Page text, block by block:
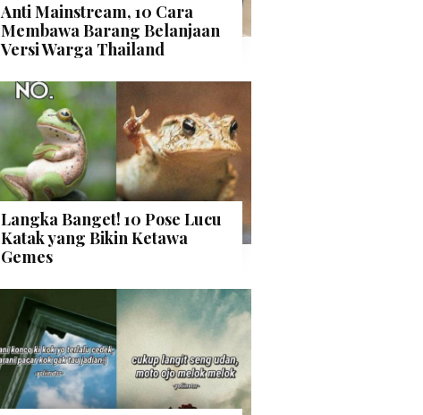
Anti Mainstream, 10 Cara
Membawa Barang Belanjaan
Versi Warga Thailand
Langka Banget! 10 Pose Lucu
Katak yang Bikin Ketawa
Gemes